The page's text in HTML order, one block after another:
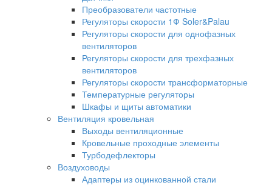
Преобразователи частотные
Регуляторы скорости 1Ф Soler&Palau
Регуляторы скорости для однофазных
вентиляторов
Регуляторы скорости для трехфазных
вентиляторов
Регуляторы скорости трансформаторные
Температурные регуляторы
Шкафы и щиты автоматики
Вентиляция кровельная
Выходы вентиляционные
Кровельные проходные элементы
Турбодефлекторы
Воздуховоды
Адаптеры из оцинкованной стали